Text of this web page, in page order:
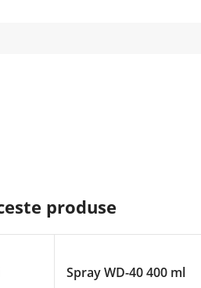
produse
Spray WD-40 400 ml